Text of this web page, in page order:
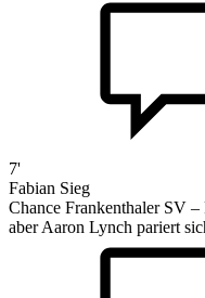
7'
Fabian Sieg
Chance Frankenthaler SV –
aber Aaron Lynch pariert